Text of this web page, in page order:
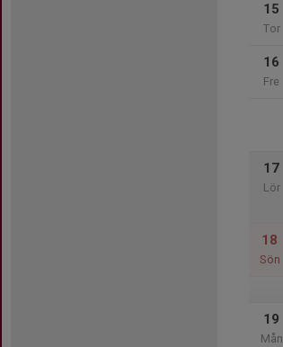
15
Tor
16
Fre
17
Lör
18
Sön
19
Mån